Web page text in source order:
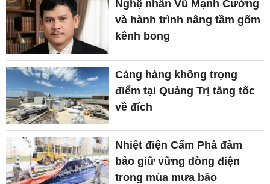
Nghệ nhân Vũ Mạnh Cường
và hành trình nâng tầm gốm
kênh bong
Cảng hàng không trọng
điểm tại Quảng Trị tăng tốc
về đích
Nhiệt điện Cẩm Phả đảm
bảo giữ vững dòng điện
trong mùa mưa bão